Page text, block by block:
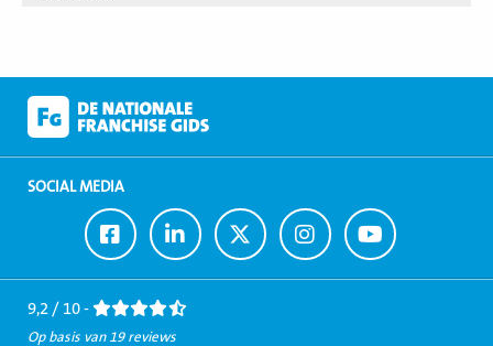
SOCIAL MEDIA
Ga
naar
Facebook
Ga
naar
LinkedIn
Ga
naar
Twitter
Ga
naar
Instagram
Ga
naar
Youtube
9,2 / 10 -
Op basis van 19 reviews